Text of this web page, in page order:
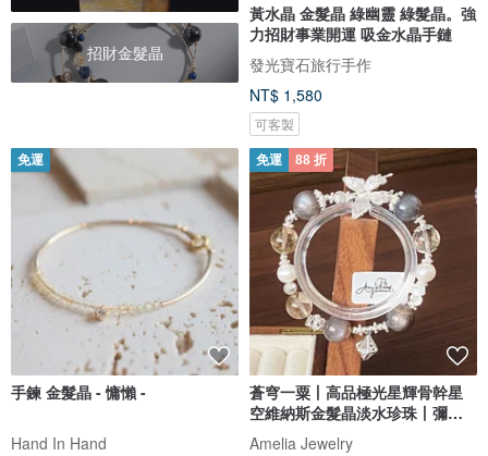
招財金髮晶
黃水晶 金髮晶 綠幽靈 綠髮晶。強
力招財事業開運 吸金水晶手鏈
發光寶石旅行手作
NT$ 1,580
可客製
免運
手鍊 金髮晶 - 慵懶 -
Hand In Hand
免運 88 折
蒼穹一粟丨高品極光星輝骨幹星
空維納斯金髮晶淡水珍珠丨彌雅
原創
Amelia Jewelry